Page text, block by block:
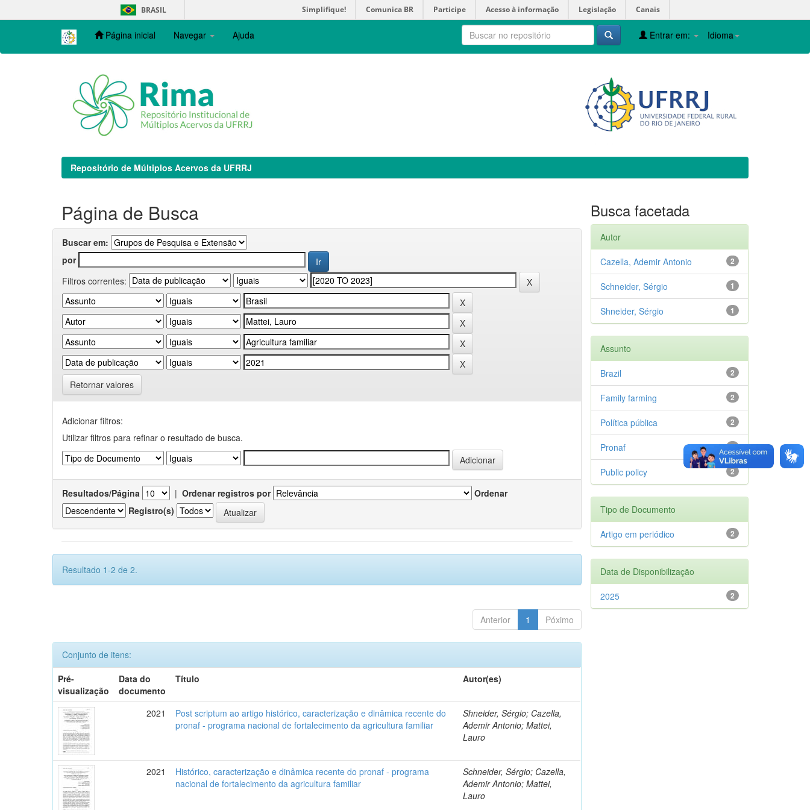
navigation
BRASIL Simplifique! Comunica BR Participe Acesso à informação Legislação Canais
Página inicial Navegar Ajuda Idioma
Entrar em:
Repositório de Múltiplos Acervos da UFRRJ
Página de Busca
Buscar em:
por
Filtros correntes:
Retornar valores
Adicionar filtros:
Utilizar filtros para refinar o resultado de busca.
Resultados/Página | Ordenar registros por
Ordenar
Registro(s)
Resultado 1-2 de 2.
Anterior 1 Póximo
Conjunto de itens:
Pré-
visualização
Data do
documento
Título Autor(es)
2021
Post scriptum ao artigo histórico, caracterização e dinâmica recente do
pronaf - programa nacional de fortalecimento da agricultura familiar
Shneider, Sérgio; Cazella,
Ademir Antonio; Mattei,
Lauro
2021
Histórico, caracterização e dinâmica recente do pronaf - programa
nacional de fortalecimento da agricultura familiar
Schneider, Sérgio; Cazella,
Ademir Antonio; Mattei,
Lauro
Busca facetada
Autor
2
Cazella, Ademir Antonio
1
Schneider, Sérgio
1
Shneider, Sérgio
Assunto
2
Brazil
2
Family farming
2
Política pública
2
Pronaf
2
Public policy
Tipo de Documento
2
Artigo em periódico
Data de Disponibilização
2
2025